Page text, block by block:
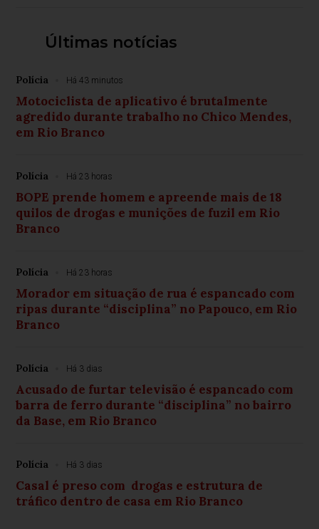
Últimas notícias
Polícia Há 43 minutos
Motociclista de aplicativo é brutalmente
agredido durante trabalho no Chico Mendes,
em Rio Branco
Polícia Há 23 horas
BOPE prende homem e apreende mais de 18
quilos de drogas e munições de fuzil em Rio
Branco
Polícia Há 23 horas
Morador em situação de rua é espancado com
ripas durante “disciplina” no Papouco, em Rio
Branco
Polícia Há 3 dias
Acusado de furtar televisão é espancado com
barra de ferro durante “disciplina” no bairro
da Base, em Rio Branco
Polícia Há 3 dias
Casal é preso com drogas e estrutura de
tráfico dentro de casa em Rio Branco